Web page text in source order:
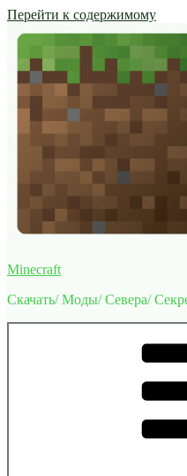
Перейти к содержимому
Minecraft
Скачать/ Моды/ Севера/